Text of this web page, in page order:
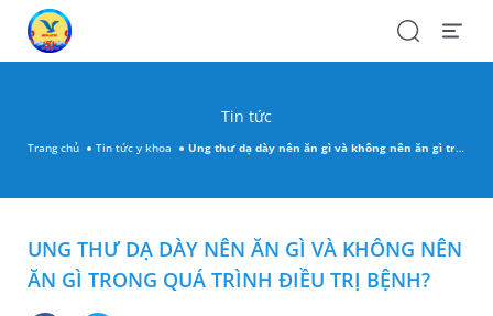
SearchOpen
Tin tức
Trang chủ Tin tức y khoa Ung thư dạ dày nên ăn gì và không nên ăn gì trong quá trình điều trị bệnh?
UNG THƯ DẠ DÀY NÊN ĂN GÌ VÀ KHÔNG NÊN
ĂN GÌ TRONG QUÁ TRÌNH ĐIỀU TRỊ BỆNH?